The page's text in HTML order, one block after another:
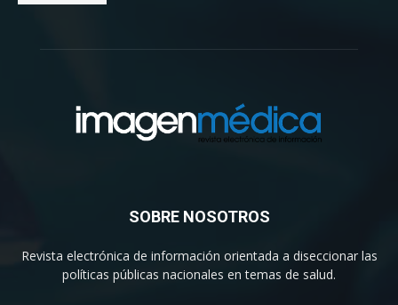
SOBRE NOSOTROS
Revista electrónica de información orientada a diseccionar las
políticas públicas nacionales en temas de salud.